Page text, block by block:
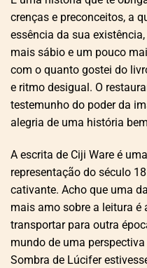
crenças e preconceitos, a
essência da sua
mais sábio e um pouco
com o quanto gostei do
e ritmo desigual. O
testemunho do poder da
alegria de uma história
A escrita de Ciji Ware é
representação do século
cativante. Acho que uma
mais amo sobre a leitura é
transportar para outra
mundo de uma
Sombra de Lúcifer